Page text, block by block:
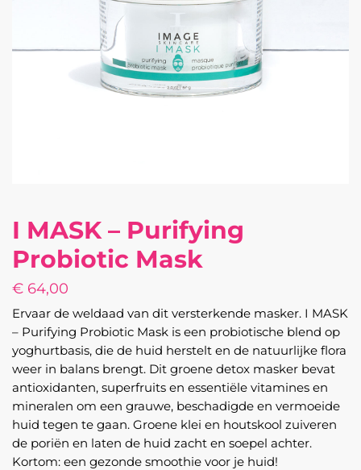
I MASK – Purifying
Probiotic Mask
€ 64,00
Ervaar de weldaad van dit versterkende masker. I MASK
– Purifying Probiotic Mask is een probiotische blend op
yoghurtbasis, die de huid herstelt en de natuurlijke flora
weer in balans brengt. Dit groene detox masker bevat
antioxidanten, superfruits en essentiële vitamines en
mineralen om een grauwe, beschadigde en vermoeide
huid tegen te gaan. Groene klei en houtskool zuiveren
de poriën en laten de huid zacht en soepel achter.
Kortom: een gezonde smoothie voor je huid!